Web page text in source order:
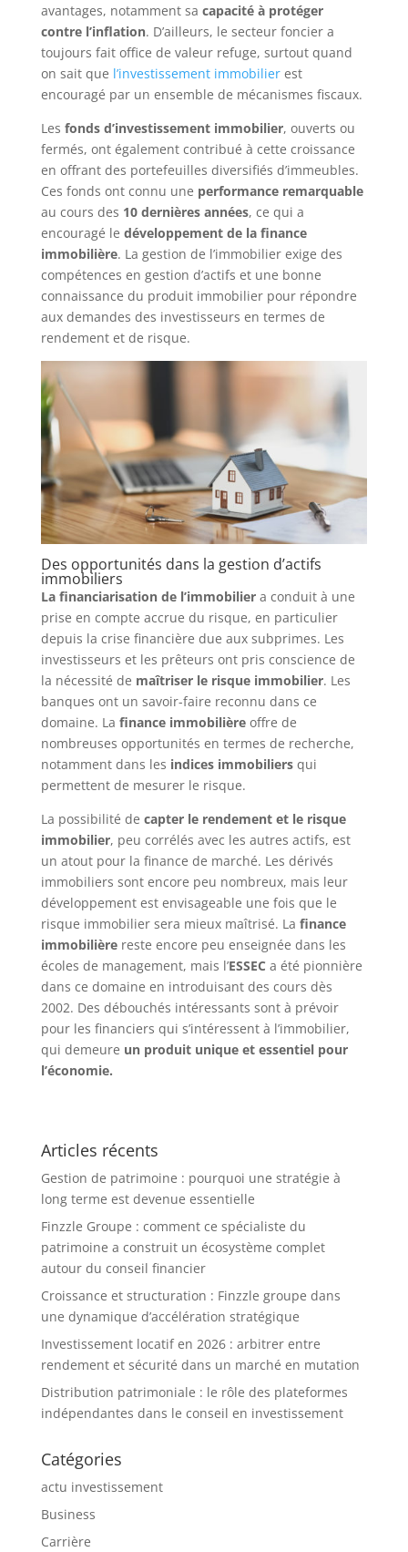
avantages, notamment sa capacité à protéger
contre l’inflation. D’ailleurs, le secteur foncier a
toujours fait office de valeur refuge, surtout quand
on sait que l’investissement immobilierest
encouragé par un ensemble de mécanismes fiscaux.
Les fonds d’investissement immobilier, ouverts ou
fermés, ont également contribué à cette croissance
en offrant des portefeuilles diversifiés d’immeubles.
Ces fonds ont connu une performance remarquable
au cours des 10 dernières années, ce qui a
encouragé le développement de la finance
immobilière. La gestion de l’immobilier exige des
compétences en gestion d’actifs et une bonne
connaissance du produit immobilier pour répondre
aux demandes des investisseurs en termes de
rendement et de risque.
Des opportunités dans la gestion d’actifs
immobiliers
La financiarisation de l’immobiliera conduit à une
prise en compte accrue du risque, en particulier
depuis la crise financière due aux subprimes. Les
investisseurs et les prêteurs ont pris conscience de
la nécessité de maîtriser le risque immobilier. Les
banques ont un savoir-faire reconnu dans ce
domaine. La finance immobilièreoffre de
nombreuses opportunités en termes de recherche,
notamment dans les indices immobiliersqui
permettent de mesurer le risque.
La possibilité de capter le rendement et le risque
immobilier, peu corrélés avec les autres actifs, est
un atout pour la finance de marché. Les dérivés
immobiliers sont encore peu nombreux, mais leur
développement est envisageable une fois que le
risque immobilier sera mieux maîtrisé. La finance
immobilièrereste encore peu enseignée dans les
écoles de management, mais l’ESSEC a été pionnière
dans ce domaine en introduisant des cours dès
2002. Des débouchés intéressants sont à prévoir
pour les financiers qui s’intéressent à l’immobilier,
qui demeure un produit unique et essentiel pour
l’économie.
Articles récents
Gestion de patrimoine : pourquoi une stratégie à
long terme est devenue essentielle
Finzzle Groupe : comment ce spécialiste du
patrimoine a construit un écosystème complet
autour du conseil financier
Croissance et structuration : Finzzle groupe dans
une dynamique d’accélération stratégique
Investissement locatif en 2026 : arbitrer entre
rendement et sécurité dans un marché en mutation
Distribution patrimoniale : le rôle des plateformes
indépendantes dans le conseil en investissement
Catégories
actu investissement
Business
Carrière